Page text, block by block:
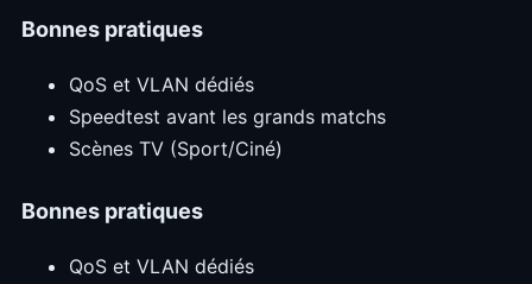
Bonnes pratiques
QoS et VLAN dédiés
Speedtest avant les grands matchs
Scènes TV (Sport/Ciné)
Bonnes pratiques
QoS et VLAN dédiés